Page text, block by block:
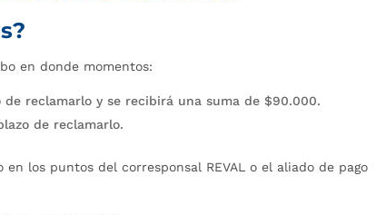
en donde momentos:
reclamarlo y se recibirá una suma de $90.000.
de reclamarlo.
los puntos del corresponsal REVAL o el aliado de pago